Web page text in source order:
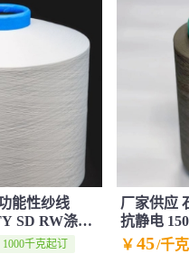
能性纱线
SD RW涤纶
1000千克起订
厂家供应
抗静电
DTY
￥ 45/千克